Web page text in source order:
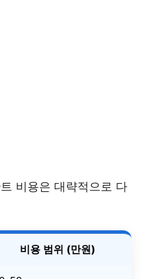
비용은 대략적으로 다
비용 범위 (만원)